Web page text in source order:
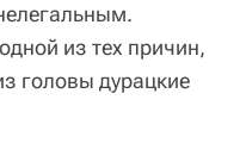
из тех причин,
головы дурацкие